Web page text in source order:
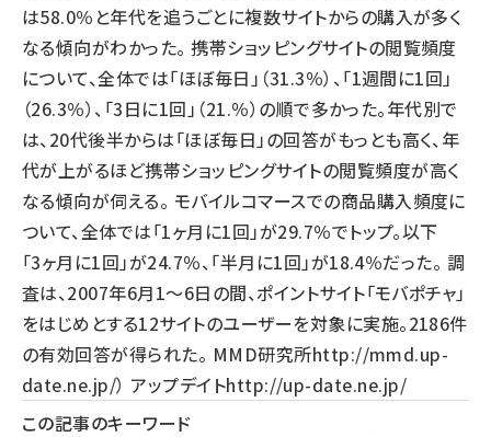
は58.0％と年代を追うごとに複数サイトからの購入が多く
なる傾向がわかった。 携帯ショッピングサイトの閲覧頻度
について、全体では「ほぼ毎日」（31.3％）、「1週間に1回」
（26.3％）、「3日に1回」（21.％）の順で多かった。年代別で
は、20代後半からは「ほぼ毎日」の回答がもっとも高く、年
代が上がるほど携帯ショッピングサイトの閲覧頻度が高く
なる傾向が伺える。 モバイルコマースでの商品購入頻度に
ついて、全体では「1ヶ月に1回」が29.7％でトップ。以下
「3ヶ月に1回」が24.7％、「半月に1回」が18.4％だった。 調
査は、2007年6月1～6日の間、ポイントサイト「モバポチャ」
をはじめとする12サイトのユーザーを対象に実施。2186件
の有効回答が得られた。 MMD研究所http://mmd.up-
date.ne.jp/） アップデイトhttp://up-date.ne.jp/
この記事のキーワード